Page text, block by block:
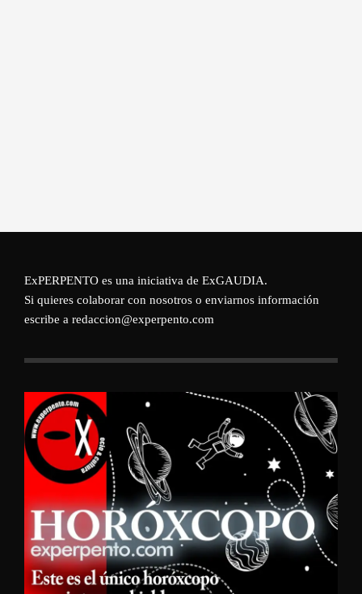
ExPERPENTO es una iniciativa de ExGAUDIA.
Si quieres colaborar con nosotros o enviarnos información
escribe a redaccion@experpento.com